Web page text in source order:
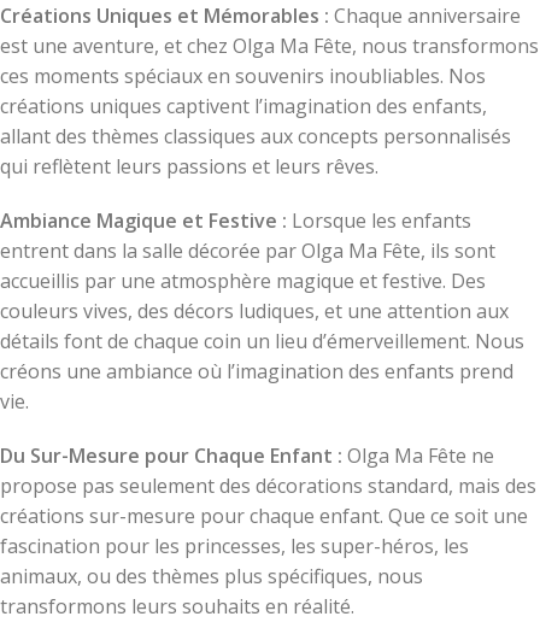
Créations Uniques et Mémorables : Chaque anniversaire
est une aventure, et chez Olga Ma Fête, nous transformons
ces moments spéciaux en souvenirs inoubliables. Nos
créations uniques captivent l’imagination des enfants,
allant des thèmes classiques aux concepts personnalisés
qui reflètent leurs passions et leurs rêves.
Ambiance Magique et Festive : Lorsque les enfants
entrent dans la salle décorée par Olga Ma Fête, ils sont
accueillis par une atmosphère magique et festive. Des
couleurs vives, des décors ludiques, et une attention aux
détails font de chaque coin un lieu d’émerveillement. Nous
créons une ambiance où l’imagination des enfants prend
vie.
Du Sur-Mesure pour Chaque Enfant : Olga Ma Fête ne
propose pas seulement des décorations standard, mais des
créations sur-mesure pour chaque enfant. Que ce soit une
fascination pour les princesses, les super-héros, les
animaux, ou des thèmes plus spécifiques, nous
transformons leurs souhaits en réalité.